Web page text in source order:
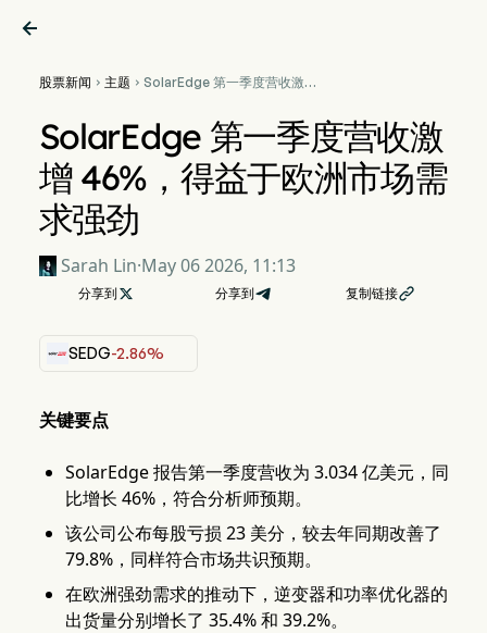

股票新闻  主题  SolarEdge 第一季度营收激增
SolarEdge 第一季度营收激
增 46%，得益于欧洲市场需
求强劲
Sarah Lin·May 06 2026, 11:13
分享到  分享到 复制链接
SEDG-2.86%
关键要点
SolarEdge 报告第一季度营收为 3.034 亿美元，同
比增长 46%，符合分析师预期。
该公司公布每股亏损 23 美分，较去年同期改善了
79.8%，同样符合市场共识预期。
在欧洲强劲需求的推动下，逆变器和功率优化器的
出货量分别增长了 35.4% 和 39.2%。